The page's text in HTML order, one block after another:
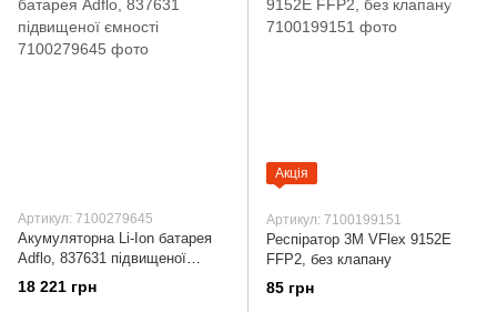
Артикул: 7100279645
Акумуляторна Li-Ion батарея
Adflo, 837631 підвищеної
ємності
18 221 грн
Акція
Артикул: 7100199151
Респіратор 3М VFlex 9152E
FFP2, без клапану
85 грн